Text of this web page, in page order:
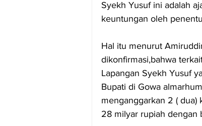
Syekh Yusuf ini adalah
keuntungan oleh
Hal itu menurut
dikonfirmasi,bahwa
Lapangan Syekh Yusuf
Bupati di Gowa
menganggarkan 2 ( dua)
28 milyar rupiah dengan